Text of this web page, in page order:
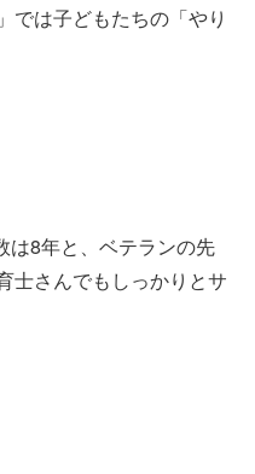
では子どもたちの「やり
は8年と、ベテランの先
士さんでもしっかりとサ